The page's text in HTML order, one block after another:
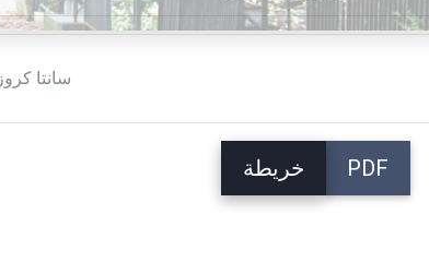
سانتا كروز
خريطة PDF